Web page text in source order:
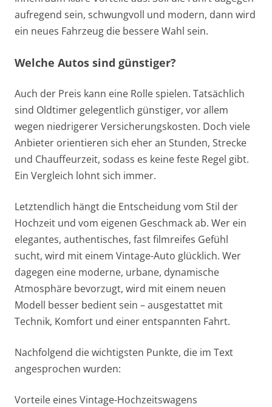
aufregend sein, schwungvoll und modern, dann wird
ein neues Fahrzeug die bessere Wahl sein.
Welche Autos sind günstiger?
Auch der Preis kann eine Rolle spielen. Tatsächlich
sind Oldtimer gelegentlich günstiger, vor allem
wegen niedrigerer Versicherungskosten. Doch viele
Anbieter orientieren sich eher an Stunden, Strecke
und Chauffeurzeit, sodass es keine feste Regel gibt.
Ein Vergleich lohnt sich immer.
Letztendlich hängt die Entscheidung vom Stil der
Hochzeit und vom eigenen Geschmack ab. Wer ein
elegantes, authentisches, fast filmreifes Gefühl
sucht, wird mit einem Vintage-Auto glücklich. Wer
dagegen eine moderne, urbane, dynamische
Atmosphäre bevorzugt, wird mit einem neuen
Modell besser bedient sein – ausgestattet mit
Technik, Komfort und einer entspannten Fahrt.
Nachfolgend die wichtigsten Punkte, die im Text
angesprochen wurden:
Vorteile eines Vintage-Hochzeitswagens